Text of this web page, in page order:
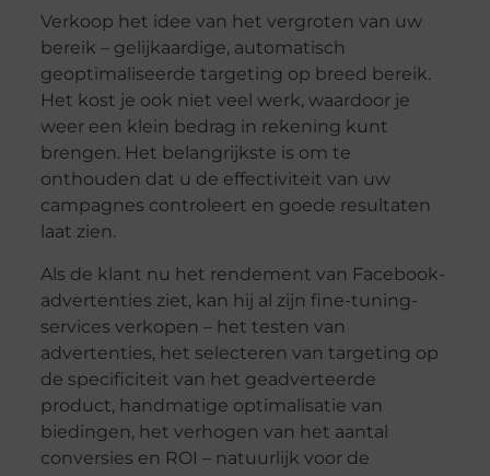
Verkoop het idee van het vergroten van uw
bereik – gelijkaardige, automatisch
geoptimaliseerde targeting op breed bereik.
Het kost je ook niet veel werk, waardoor je
weer een klein bedrag in rekening kunt
brengen. Het belangrijkste is om te
onthouden dat u de effectiviteit van uw
campagnes controleert en goede resultaten
laat zien.
Als de klant nu het rendement van Facebook-
advertenties ziet, kan hij al zijn fine-tuning-
services verkopen – het testen van
advertenties, het selecteren van targeting op
de specificiteit van het geadverteerde
product, handmatige optimalisatie van
biedingen, het verhogen van het aantal
conversies en ROI – natuurlijk voor de